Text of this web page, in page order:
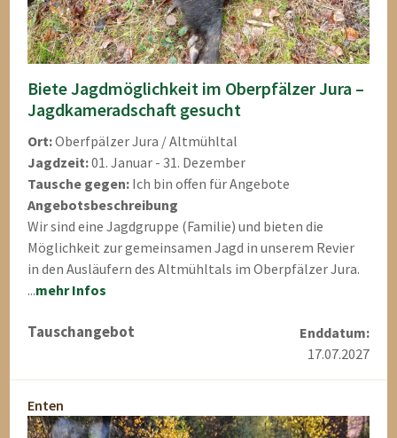
Biete Jagdmöglichkeit im Oberpfälzer Jura –
Jagdkameradschaft gesucht
Ort:Oberfpälzer Jura / Altmühltal
Jagdzeit:01. Januar - 31. Dezember
Tausche gegen: Ich bin offen für Angebote
Angebotsbeschreibung
Wir sind eine Jagdgruppe (Familie) und bieten die
Möglichkeit zur gemeinsamen Jagd in unserem Revier
in den Ausläufern des Altmühltals im Oberpfälzer Jura.
...mehr Infos
Tauschangebot
Enddatum:
17.07.2027
Enten